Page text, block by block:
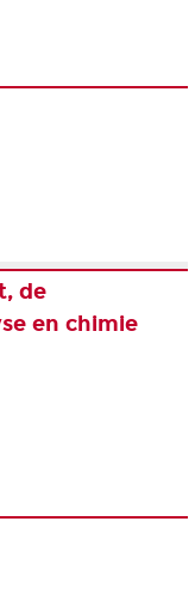
de
en chimie